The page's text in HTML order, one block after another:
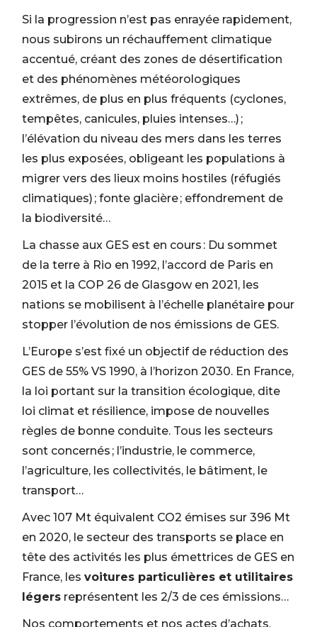
Si la progression n’est pas enrayée rapidement,
nous subirons un réchauffement climatique
accentué, créant des zones de désertification
et des phénomènes météorologiques
extrêmes, de plus en plus fréquents (cyclones,
tempêtes, canicules, pluies intenses…) ;
l’élévation du niveau des mers dans les terres
les plus exposées, obligeant les populations à
migrer vers des lieux moins hostiles (réfugiés
climatiques) ; fonte glacière ; effondrement de
la biodiversité…
La chasse aux GES est en cours : Du sommet
de la terre à Rio en 1992, l’accord de Paris en
2015 et la COP 26 de Glasgow en 2021, les
nations se mobilisent à l’échelle planétaire pour
stopper l’évolution de nos émissions de GES.
L’Europe s’est fixé un objectif de réduction des
GES de 55% VS 1990, à l’horizon 2030. En France,
la loi portant sur la transition écologique, dite
loi climat et résilience, impose de nouvelles
règles de bonne conduite. Tous les secteurs
sont concernés ; l’industrie, le commerce,
l’agriculture, les collectivités, le bâtiment, le
transport…
Avec 107 Mt équivalent CO2 émises sur 396 Mt
en 2020, le secteur des transports se place en
tête des activités les plus émettrices de GES en
France, lesvoitures particulières et utilitaires
légers représentent les 2/3 de ces émissions…
Nos comportements et nos actes d’achats,